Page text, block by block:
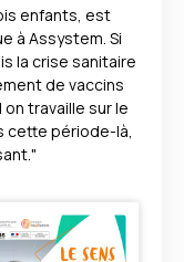
enfants, est
à Assystem. Si
la crise sanitaire
de vaccins
travaille sur le
cette période-là,